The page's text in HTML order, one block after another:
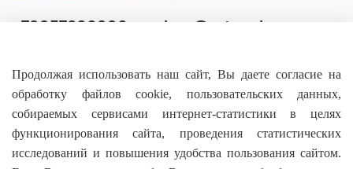
Основное
+79957800990 shop@artworker.pro
Продолжая использовать наш сайт, Вы даете согласие на
обработку файлов cookie, пользовательских данных,
собираемых сервисами интернет-статистики в целях
функционирования сайта, проведения статистических
исследований и повышения удобства пользования сайтом.